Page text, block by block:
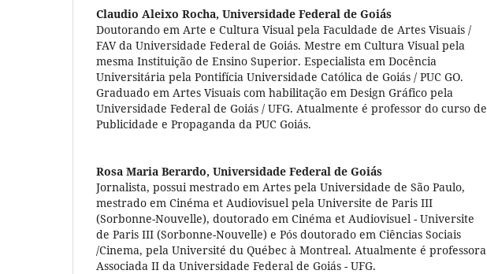
Claudio Aleixo Rocha, Universidade Federal de Goiás
Doutorando em Arte e Cultura Visual pela Faculdade de Artes Visuais /
FAV da Universidade Federal de Goiás. Mestre em Cultura Visual pela
mesma Instituição de Ensino Superior. Especialista em Docência
Universitária pela Pontifícia Universidade Católica de Goiás / PUC GO.
Graduado em Artes Visuais com habilitação em Design Gráfico pela
Universidade Federal de Goiás / UFG. Atualmente é professor do curso de
Publicidade e Propaganda da PUC Goiás.
Rosa Maria Berardo, Universidade Federal de Goiás
Jornalista, possui mestrado em Artes pela Universidade de São Paulo,
mestrado em Cinéma et Audiovisuel pela Universite de Paris III
(Sorbonne-Nouvelle), doutorado em Cinéma et Audiovisuel - Universite
de Paris III (Sorbonne-Nouvelle) e Pós doutorado em Ciências Sociais
/Cinema, pela Université du Québec à Montreal. Atualmente é professora
Associada II da Universidade Federal de Goiás - UFG.